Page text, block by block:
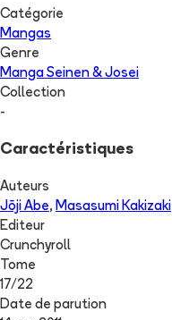
Catégorie
Mangas
Genre
Manga Seinen & Josei
Collection
-
Caractéristiques
Auteurs
Jōji Abe, Masasumi Kakizaki
Editeur
Crunchyroll
Tome
17/22
Date de parution